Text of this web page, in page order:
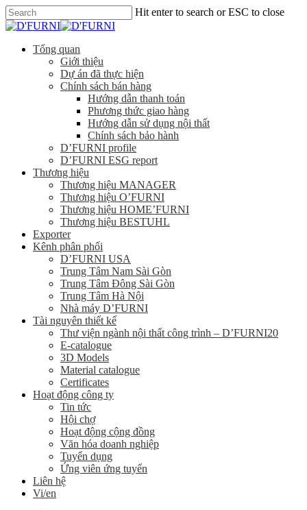
Hit enter to search or ESC to close
Tổng quan
Giới thiệu
Dự án đã thực hiện
Chính sách bán hàng
Hướng dẫn thanh toán
Phương thức giao hàng
Hướng dẫn sử dụng nội thất
Chính sách bảo hành
D’FURNI profile
D’FURNI ESG report
Thương hiệu
Thương hiệu MANAGER
Thương hiệu O’FURNI
Thương hiệu HOME’FURNI
Thương hiệu BESTUHL
Exporter
Kênh phân phối
D’FURNI USA
Trung Tâm Nam Sài Gòn
Trung Tâm Đông Sài Gòn
Trung Tâm Hà Nội
Nhà máy D’FURNI
Tài nguyên thiết kế
Thư viện ngành nội thất công trình – D’FURNI20
E-catalogue
3D Models
Material catalogue
Certificates
Hoạt động công ty
Tin tức
Hội chợ
Hoạt động cộng đồng
Văn hóa doanh nghiệp
Tuyển dụng
Ứng viên ứng tuyển
Liên hệ
Vi/en